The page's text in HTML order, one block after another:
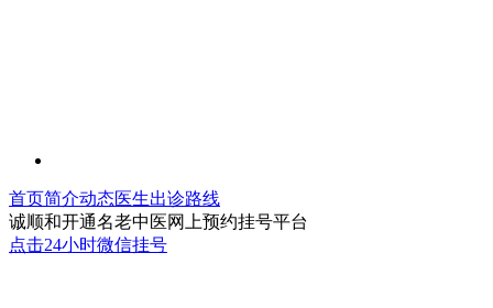
首页简介动态医生出诊路线
诚顺和开通名老中医网上预约挂号平台
点击24小时微信挂号